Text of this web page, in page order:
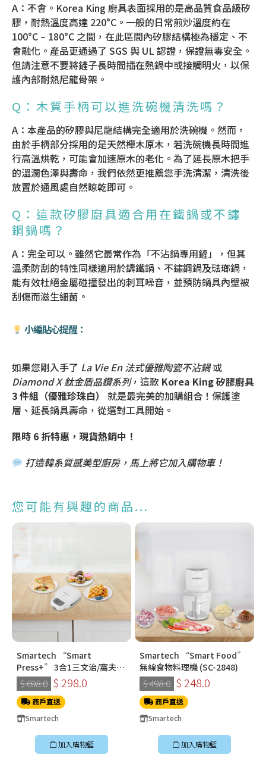
A：不會。Korea King 廚具表面採用的是高品質食品級矽
膠，耐熱溫度高達 220°C。一般的日常煎炒溫度約在
100°C – 180°C 之間，在此區間內矽膠結構極為穩定、不
會融化。產品更通過了 SGS 與 UL 認證，保證無毒安全。
但請注意不要將鏟子長時間插在熱鍋中或接觸明火，以保
護內部耐熱尼龍骨架。
Q：木質手柄可以進洗碗機清洗嗎？
A：本產品的矽膠與尼龍結構完全適用於洗碗機。然而，
由於手柄部分採用的是天然櫸木原木，若洗碗機長時間進
行高溫烘乾，可能會加速原木的老化。為了延長原木把手
的溫潤色澤與壽命，我們依然更推薦您手洗清潔，清洗後
放置於通風處自然晾乾即可。
Q：這款矽膠廚具適合用在鐵鍋或不鏽
鋼鍋嗎？
A：完全可以。雖然它最常作為「不沾鍋專用鏟」，但其
溫柔防刮的特性同樣適用於鑄鐵鍋、不鏽鋼鍋及琺瑯鍋，
能有效杜絕金屬碰撞發出的刺耳噪音，並預防鍋具內壁被
刮傷而滋生細菌。
小編貼心提醒：
如果您剛入手了 La Vie En 法式優雅陶瓷不沾鍋或
Diamond X 鈦金盾晶鑽系列，這款 Korea King 矽膠廚具
3 件組（優雅珍珠白）
就是最完美的加購組合！保護塗
層、延長鍋具壽命，從選對工具開始。
限時 6 折特惠，現貨熱銷中！
打造韓系質感美型廚房，馬上將它加入購物車！
您可能有興趣的商品...
Smartech “Smart
Press+” 3合1三文治/窩夫/
冬甩機 SM-2228
$ 698.0 $ 298.0
商戶直送
Smartech
加入購物籃
Smartech “Smart Food”
無線食物料理機 (SC-2848)
$ 498.0 $ 248.0
商戶直送
Smartech
加入購物籃